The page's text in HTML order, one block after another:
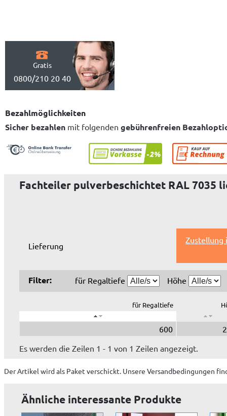
Gratis
0800/210 20 40
Bezahlmöglichkeiten
Sicher bezahlen mit folgenden gebührenfreien
Fachteiler pulverbeschichtet RAL 7035
Lieferung
Zustellung
Filter: für Regaltiefe Höhe
für Regaltiefe
600
Es werden die Zeilen 1 - 1 von 1 Zeilen angezeigt.
Der Artikel wirdals Paket verschickt. Unsere Versandbedingungen
Ähnliche interessante Produkte